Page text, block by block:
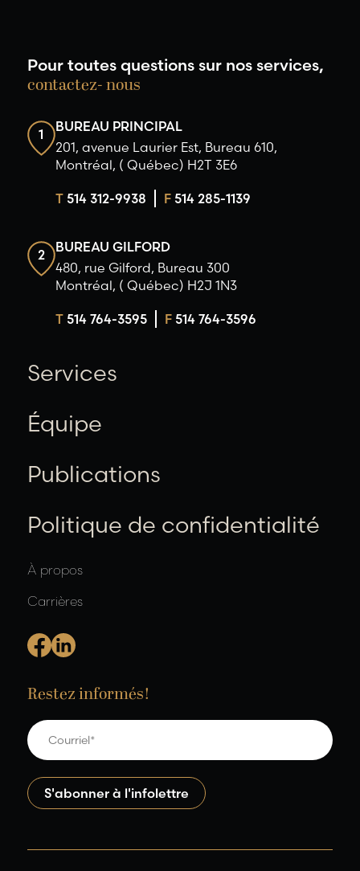
Pour toutes questions sur nos services,
contactez- nous
1
BUREAU PRINCIPAL
201, avenue Laurier Est, Bureau 610,
Montréal, ( Québec) H2T 3E6
T514 312-9938 F514 285-1139
2
BUREAU GILFORD
480, rue Gilford, Bureau 300
Montréal, ( Québec) H2J 1N3
T514 764-3595 F514 764-3596
Services
Équipe
Publications
Politique de confidentialité
À propos
Carrières
Restez informés!